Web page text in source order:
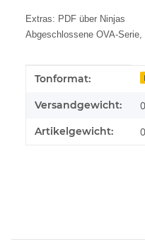
Extras: PDF über Ninjas
Abgeschlossene OVA-
Produkteigenschaft
Wert
Tonformat:
Versandgewicht:
Artikelgewicht: